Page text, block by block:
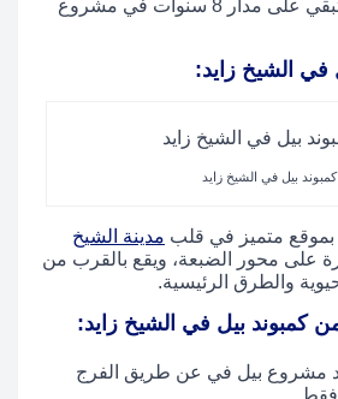
يتم تقسيط المبلغ المتبقي على مدار 8 سنوات في مشروع
كمبوند بيل في الشيخ زايد
متميز في قلب مدينة الشيخ
على محور الضبعة، ويقع بالقرب من
والطرق الرئيسية.
مشروع بيل في عن طريق الفرج